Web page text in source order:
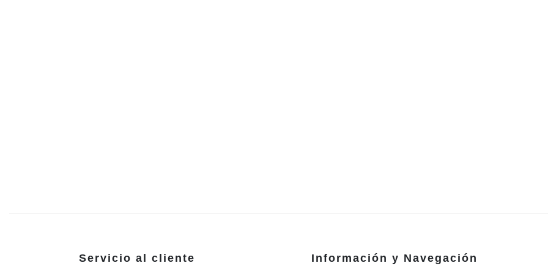
Servicio al cliente Información y Navegación